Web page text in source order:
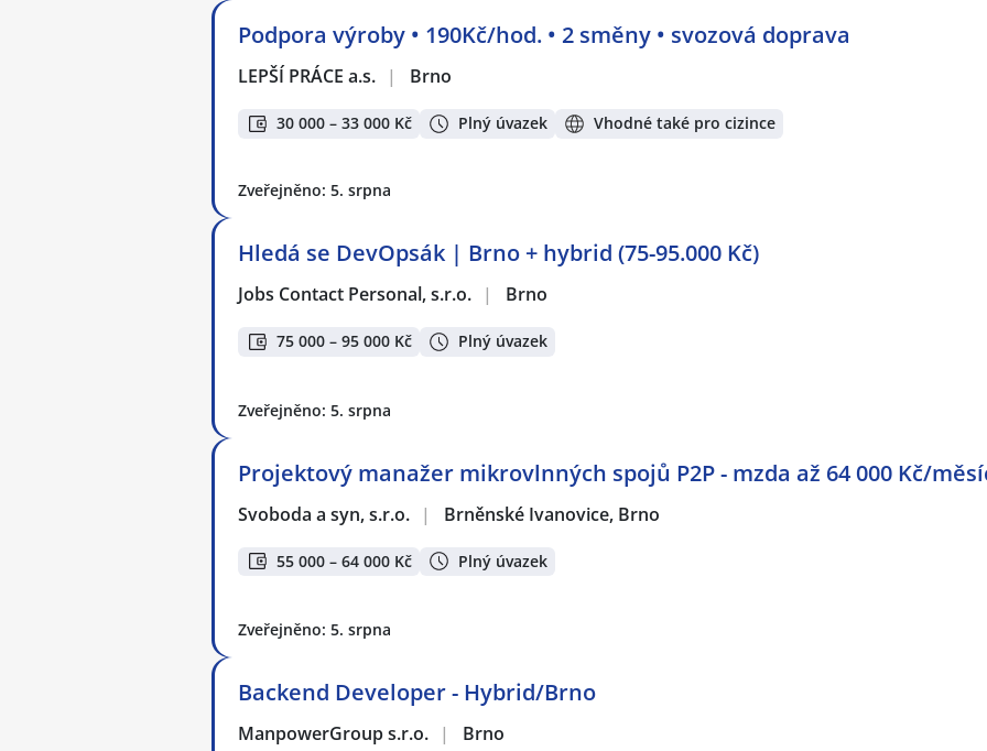
Podpora výroby • 190Kč/hod. • 2 směny • svozová doprava
LEPŠÍ PRÁCE a.s. | Brno
30 000 – 33 000 Kč Plný úvazek Vhodné také pro cizince
Zveřejněno: 5. srpna
Hledá se DevOpsák | Brno + hybrid (75-95.000 Kč)
Jobs Contact Personal, s.r.o. | Brno
75 000 – 95 000 Kč Plný úvazek
Zveřejněno: 5. srpna
Projektový manažer mikrovlnných spojů P2P - mzda až 64 000 Kč/
Svoboda a syn, s.r.o. | Brněnské Ivanovice, Brno
55 000 – 64 000 Kč Plný úvazek
Zveřejněno: 5. srpna
Backend Developer - Hybrid/Brno
ManpowerGroup s.r.o. | Brno